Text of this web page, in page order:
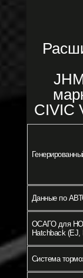
CIVIC
Данные по
ОСАГО для
Hatchback (EJ,
Система